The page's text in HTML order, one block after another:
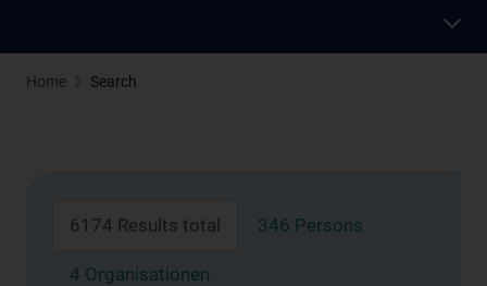
Home Search
6174 Results total 346 Persons
4 Organisationen